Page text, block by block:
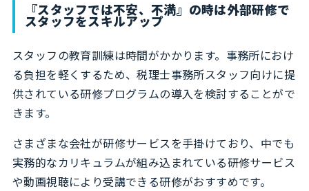
『スタッフでは不安、不満』の時は外部研修で
スタッフをスキルアップ
スタッフの教育訓練は時間がかかります。事務所におけ
る負担を軽くするため、税理士事務所スタッフ向けに提
供されている研修プログラムの導入を検討することがで
きます。
さまざまな会社が研修サービスを手掛けており、中でも
実務的なカリキュラムが組み込まれている研修サービス
や動画視聴により受講できる研修がおすすめです。